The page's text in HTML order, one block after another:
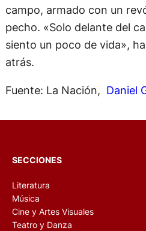
campo, armado con un
pecho. «Solo delante del
siento un poco de vida»,
atrás.
Fuente: La Nación, Daniel
SECCIONES
Literatura
Música
Cine y Artes Visuales
Teatro y Danza